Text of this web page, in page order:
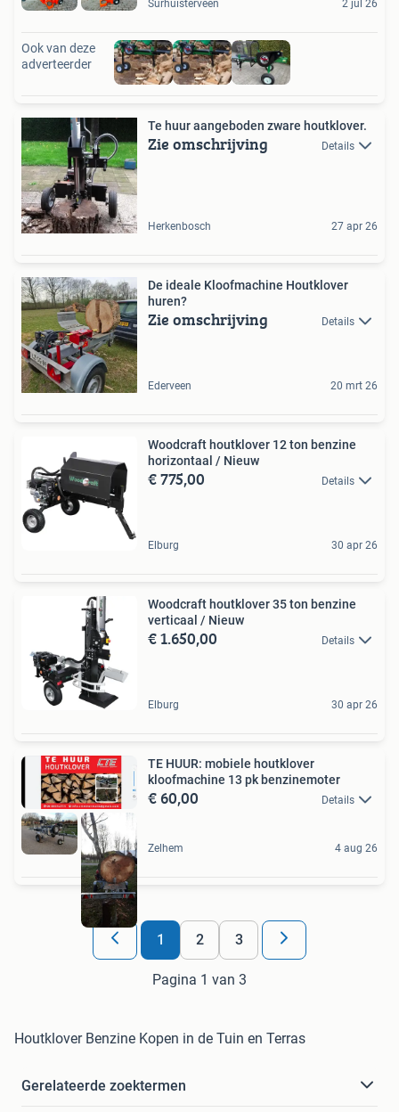
Surhuisterveen 2 jul 26
Ook van deze
adverteerder
Te huur aangeboden zware houtklover.
Zie omschrijving Details
Herkenbosch 27 apr 26
De ideale Kloofmachine Houtklover
huren?
Zie omschrijving Details
Ederveen 20 mrt 26
Woodcraft houtklover 12 ton benzine
horizontaal / Nieuw
€ 775,00 Details
Elburg 30 apr 26
Woodcraft houtklover 35 ton benzine
verticaal / Nieuw
€ 1.650,00 Details
Elburg 30 apr 26
TE HUUR: mobiele houtklover
kloofmachine 13 pk benzinemoter
€ 60,00 Details
Zelhem 4 aug 26
1 2 3
Pagina 1 van 3
Houtklover Benzine Kopen in de Tuin en Terras
Gerelateerde zoektermen